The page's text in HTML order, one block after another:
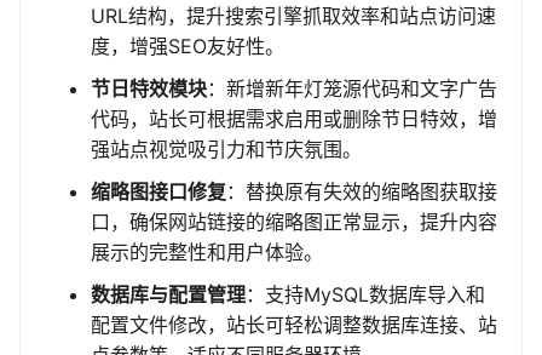
URL结构，提升搜索引擎抓取效率和站点访问速
度，增强SEO友好性。
节日特效模块：新增新年灯笼源代码和文字广告
代码，站长可根据需求启用或删除节日特效，增
强站点视觉吸引力和节庆氛围。
缩略图接口修复 ：替换原有失效的缩略图获取接
口，确保网站链接的缩略图正常显示，提升内容
展示的完整性和用户体验。
数据库与配置管理：支持MySQL数据库导入和
配置文件修改，站长可轻松调整数据库连接、站